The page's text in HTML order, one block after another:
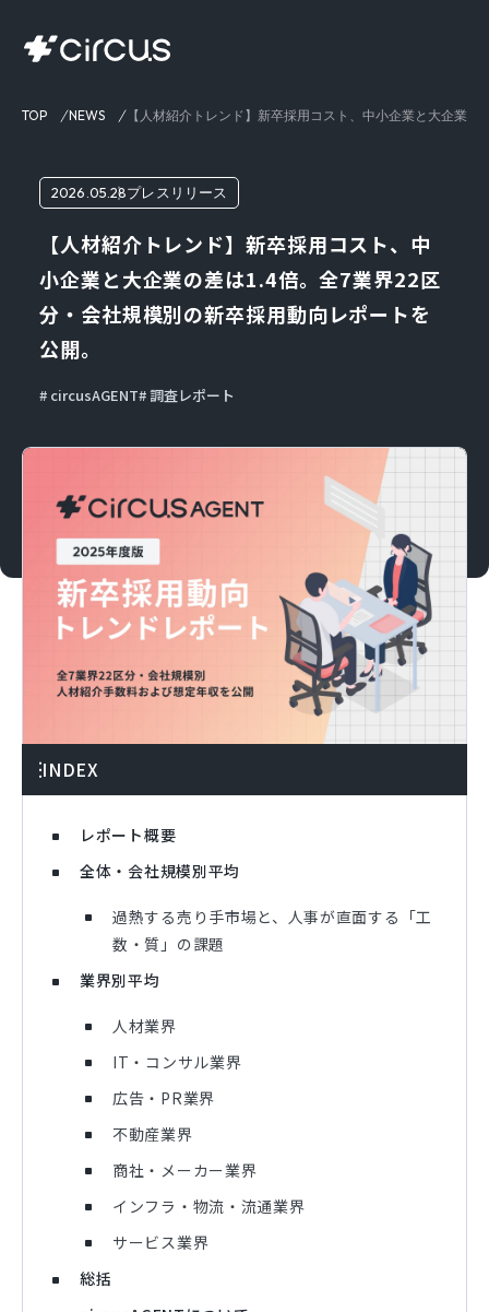
TOP NEWS 【人材紹介トレンド】新卒採用コスト、中小企業と大企業
2026.05.28プレスリリース
【人材紹介トレンド】新卒採用コスト、中
小企業と大企業の差は1.4倍。全7業界22区
分・会社規模別の新卒採用動向レポートを
公開。
circusAGENT 調査レポート
INDEX
レポート概要
全体・会社規模別平均
過熱する売り手市場と、人事が直面する「工
数・質」の課題
業界別平均
人材業界
IT・コンサル業界
広告・PR業界
不動産業界
商社・メーカー業界
インフラ・物流・流通業界
サービス業界
総括